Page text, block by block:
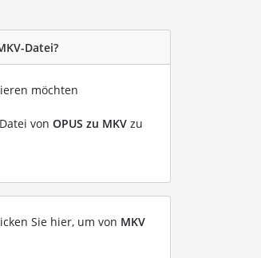
Datei?
möchten
von OPUS zu MKV zu
Sie hier, um von MKV